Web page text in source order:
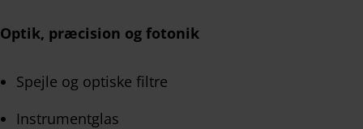
Optik, præcision og fotonik
Spejle og optiske filtre
Instrumentglas